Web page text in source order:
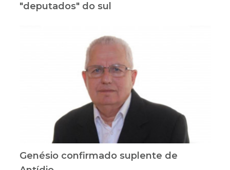
"deputados" do sul
Genésio confirmado suplente de